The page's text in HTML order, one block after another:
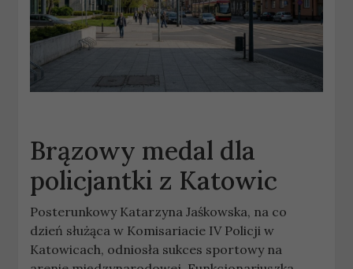
Brązowy medal dla
policjantki z Katowic
Posterunkowy Katarzyna Jaśkowska, na co
dzień służąca w Komisariacie IV Policji w
Katowicach, odniosła sukces sportowy na